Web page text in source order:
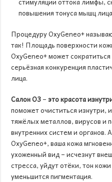
повышения тонуса мышц
Процедуру OxyGeneo+
так! Площадь поверхности
OxyGeneo+ может
серьёзная конкуренция
лица.
Салон О3–это красота
поможет очиститься изнутри,
тяжёлых металлов, вирусов и
внутренних систем и органов.
OxyGeneo+, ваша кожа
ухоженный вид – исчезнут
стресса, уйдут отёки, тон
уменьшится пигментация.